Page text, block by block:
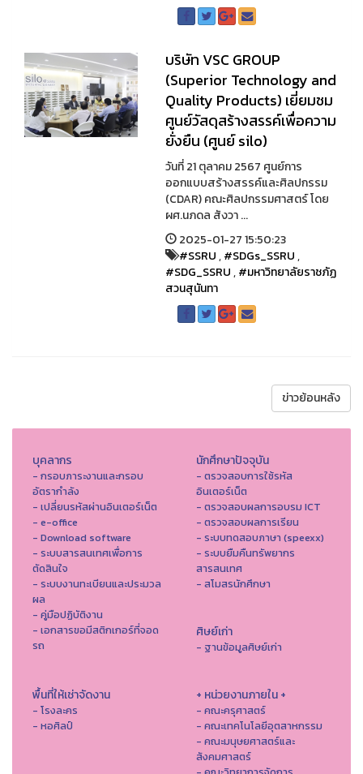
บริษัท VSC GROUP
(Superior Technology and
Quality Products) เยี่ยมชม
ศูนย์วัสดุสร้างสรรค์เพื่อความ
ยั่งยืน (ศูนย์ silo)
วันที่ 21 ตุลาคม 2567 ศูนย์การ
ออกแบบสร้างสรรค์และศิลปกรรม
(CDAR) คณะศิลปกรรมศาสตร์ โดย
ผศ.นภดล สังวา ...
2025-01-27 15:50:23
#SSRU,#SDGs_SSRU,
#SDG_SSRU,#มหาวิทยาลัยราชภัฏ
สวนสุนันทา
ข่าวย้อนหลัง
บุคลากร
- กรอบภาระงานและกรอบ
อัตรากำลัง
- เปลี่ยนรหัสผ่านอินเตอร์เน็ต
- e-office
- Download software
- ระบบสารสนเทศเพื่อการ
ตัดสินใจ
- ระบบงานทะเบียนและประมวล
ผล
- คู่มือปฏิบัติงาน
- เอกสารขอมีสติกเกอร์ที่จอด
รถ
นักศึกษาปัจจุบัน
- ตรวจสอบการใช้รหัส
อินเตอร์เน็ต
- ตรวจสอบผลการอบรม ICT
- ตรวจสอบผลการเรียน
- ระบบทดสอบภาษา (speexx)
- ระบบยืมคืนทรัพยากร
สารสนเทศ
- สโมสรนักศึกษา
ศิษย์เก่า
- ฐานข้อมูลศิษย์เก่า
พื้นที่ให้เช่าจัดงาน
- โรงละคร
- หอศิลป์
+ หน่วยงานภายใน +
- คณะครุศาสตร์
- คณะเทคโนโลยีอุตสาหกรรม
- คณะมนุษยศาสตร์และ
สังคมศาสตร์